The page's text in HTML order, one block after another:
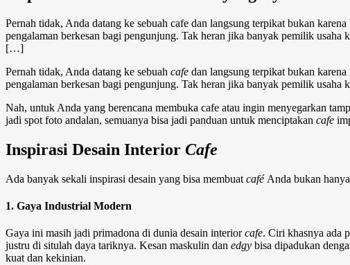
Pernah tidak, Anda datang ke sebuah cafe dan langsung terpikat bukan
pengalaman berkesan bagi pengunjung. Tak heran jika banyak pemilik
[…]
Pernah tidak, Anda datang ke sebuah cafe dan langsung terpikat bukan
pengalaman berkesan bagi pengunjung. Tak heran jika banyak pemilik usaha
Nah, untuk Anda yang berencana membuka cafe atau ingin menyegarkan
jadi spot foto andalan, semuanya bisa jadi panduan untuk menciptakan cafe
Inspirasi Desain Interior Cafe
Ada banyak sekali inspirasi desain yang bisa membuat café Anda bukan
1. Gaya Industrial Modern
Gaya ini masih jadi primadona di dunia desain interiorcafe. Ciri khasnya ada
justru di situlah daya tariknya. Kesan maskulin dan edgy bisa dipadukan
kuat dan kekinian.